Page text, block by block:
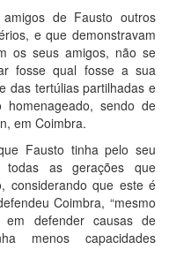
de Fausto outros
e que demonstravam
os seus amigos, não se
fosse qual fosse a sua
das tertúlias partilhadas e
sendo de
em Coimbra.
Fausto tinha pelo seu
todas as gerações que
considerando que este é
Coimbra, “mesmo
defender causas de
menos capacidades